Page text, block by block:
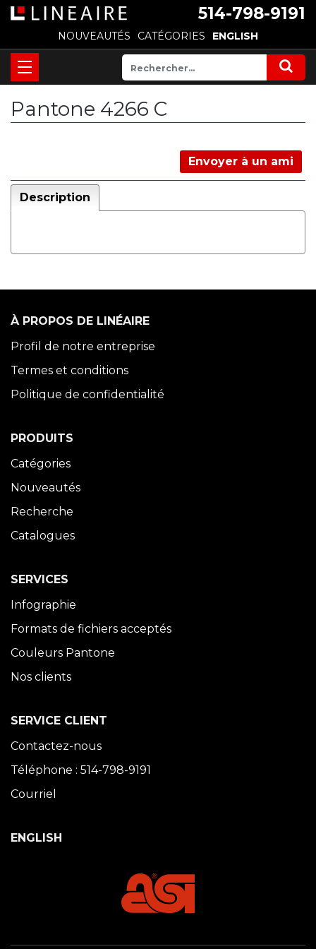
514-798-9191
NOUVEAUTÉS CATÉGORIES ENGLISH
Pantone 4266 C
Envoyer à un ami
Description
À PROPOS DE LINÉAIRE
Profil de notre entreprise
Termes et conditions
Politique de confidentialité
PRODUITS
Catégories
Nouveautés
Recherche
Catalogues
SERVICES
Infographie
Formats de fichiers acceptés
Couleurs Pantone
Nos clients
SERVICE CLIENT
Contactez-nous
Téléphone : 514-798-9191
Courriel
ENGLISH